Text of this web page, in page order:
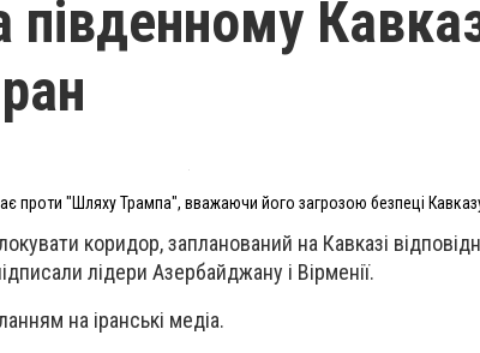
південному
проти "Шляху Трампа", вважаючи його загрозою безпеці
коридор, запланований на Кавказі
лідери Азербайджану і Вірменії.
на іранські медіа.